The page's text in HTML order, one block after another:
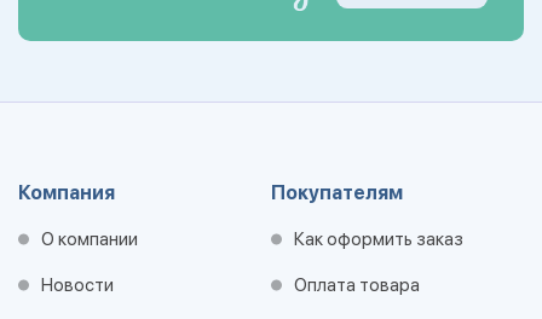
Компания
О компании
Новости
Покупателям
Как оформить заказ
Оплата товара